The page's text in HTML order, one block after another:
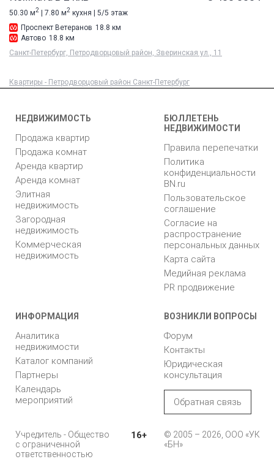
50.30 м2 | 7.80 м2 кухня | 5/5 этаж
Проспект Ветеранов 18.8 км
Автово 18.8 км
Санкт-Петербург, Петродворцовый район, Зверинская ул., 11
Квартиры - Петродворцовый район Санкт-Петербург
НЕДВИЖИМОСТЬ
Продажа квартир
Продажа комнат
Аренда квартир
Аренда комнат
Элитная
недвижимость
Загородная
недвижимость
Коммерческая
недвижимость
БЮЛЛЕТЕНЬ
НЕДВИЖИМОСТИ
Правила перепечатки
Политика
конфиденциальности
BN.ru
Пользовательское
соглашение
Согласие на
распространение
персональных данных
Карта сайта
Медийная реклама
PR продвижение
ИНФОРМАЦИЯ
Аналитика
недвижимости
Каталог компаний
Партнеры
Календарь
мероприятий
ВОЗНИКЛИ ВОПРОСЫ
Форум
Контакты
Юридическая
консультация
Обратная связь
Учредитель - Общество
с ограниченной
ответственностью
16+
© 2005 – 2026, ООО «УК
«БН»